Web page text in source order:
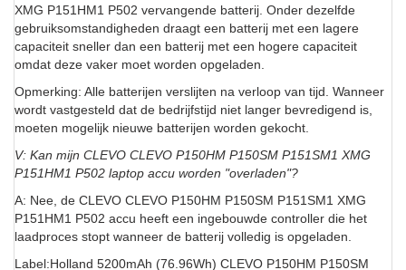
XMG P151HM1 P502 vervangende batterij. Onder dezelfde
gebruiksomstandigheden draagt een batterij met een lagere
capaciteit sneller dan een batterij met een hogere capaciteit
omdat deze vaker moet worden opgeladen.
Opmerking: Alle batterijen verslijten na verloop van tijd. Wanneer
wordt vastgesteld dat de bedrijfstijd niet langer bevredigend is,
moeten mogelijk nieuwe batterijen worden gekocht.
V: Kan mijn CLEVO CLEVO P150HM P150SM P151SM1 XMG
P151HM1 P502 laptop accu worden "overladen"?
A: Nee, de CLEVO CLEVO P150HM P150SM P151SM1 XMG
P151HM1 P502 accu heeft een ingebouwde controller die het
laadproces stopt wanneer de batterij volledig is opgeladen.
Label:Holland 5200mAh (76.96Wh) CLEVO P150HM P150SM